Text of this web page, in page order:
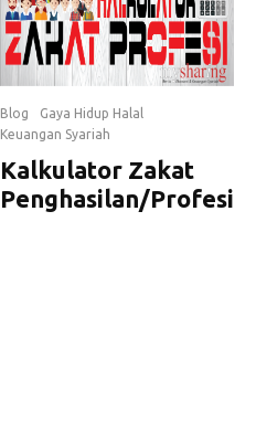
Blog
Gaya Hidup Halal
Keuangan Syariah
Kalkulator Zakat
Penghasilan/Profesi